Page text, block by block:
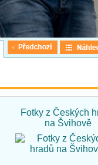
Fotky z Českých
na Švihově